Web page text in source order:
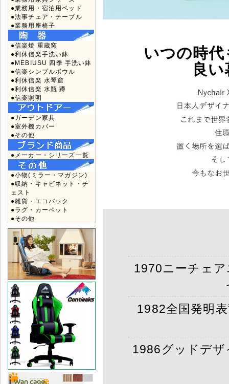
●業務用・宿泊用ベッド
●法事チェア・テーブル
●業務用座椅子
●信楽焼 重蔵窯
●利休信楽手洗い鉢
●MEBIUSU 四季 手洗い鉢
●信楽シンプルボウル
●利休信楽 水琴窟
●利休信楽 水瓶 蹲
●信楽照明
●ガーデン家具
●室外機カバー
●その他
●メーカー・シリーズ一覧
●小物(ミラー・マガジン)
●収納・キャビネット・チ
ェスト
●雑貨・エコバック
●ラグ・カーペット
●その他
いつの時
良
1970ニーチェ
1982全国発明
1986グッドデザ